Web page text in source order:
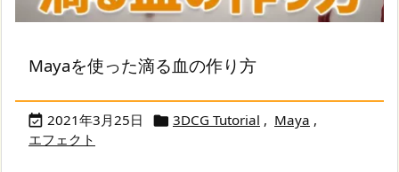
Mayaを使った滴る血の作り方
 2021年3月25日  3DCG Tutorial , Maya ,
エフェクト